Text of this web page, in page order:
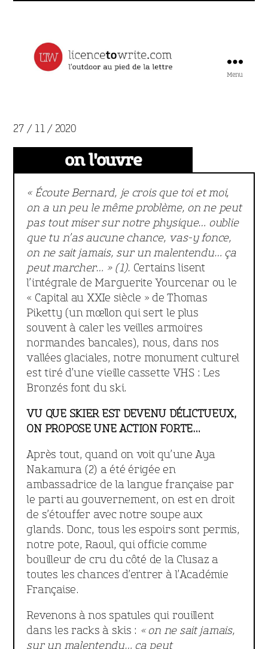
Menu
27 / 11 / 2020
on l'ouvre
« Écoute Bernard, je crois que toi et moi,
on a un peu le même problème, on ne peut
pas tout miser sur notre physique… oublie
que tu n’as aucune chance, vas-y fonce,
on ne sait jamais, sur un malentendu… ça
peut marcher… » (1). Certains lisent
l’intégrale de Marguerite Yourcenar ou le
« Capital au XXIe siècle » de Thomas
Piketty (un mœllon qui sert le plus
souvent à caler les veilles armoires
normandes bancales), nous, dans nos
vallées glaciales, notre monument culturel
est tiré d’une vieille cassette VHS : Les
Bronzés font du ski.
VU QUE SKIER EST DEVENU DÉLICTUEUX,
ON PROPOSE UNE ACTION FORTE…
Après tout, quand on voit qu’une Aya
Nakamura (2) a été érigée en
ambassadrice de la langue française par
le parti au gouvernement, on est en droit
de s’étouffer avec notre soupe aux
glands. Donc, tous les espoirs sont permis,
notre pote, Raoul, qui officie comme
bouilleur de cru du côté de la Clusaz a
toutes les chances d’entrer à l’Académie
Française.
Revenons à nos spatules qui rouillent
dans les racks à skis : « on ne sait jamais,
sur un malentendu… ça peut